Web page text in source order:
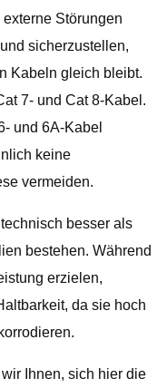
Störungen
sicherzustellen,
Kabeln gleich bleibt.
7- und Cat 8-Kabel.
und 6A-Kabel
keine
vermeiden.
besser als
bestehen. Während
erzielen,
da sie hoch
Ihnen, sich hier die